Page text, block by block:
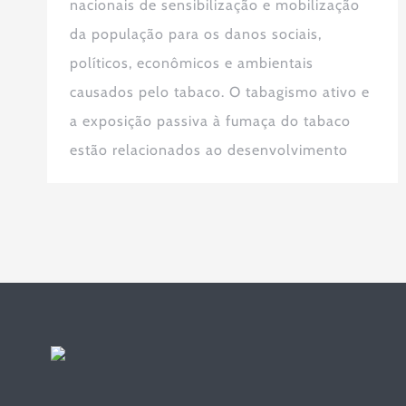
nacionais de sensibilização e mobilização
da população para os danos sociais,
políticos, econômicos e ambientais
causados pelo tabaco. O tabagismo ativo e
a exposição passiva à fumaça do tabaco
estão relacionados ao desenvolvimento